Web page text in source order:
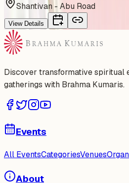
Shantivan - Abu Road
View Details
Discover transformative spiritual
gatherings with Brahma Kumaris.
Events
All EventsCategoriesVenues
About